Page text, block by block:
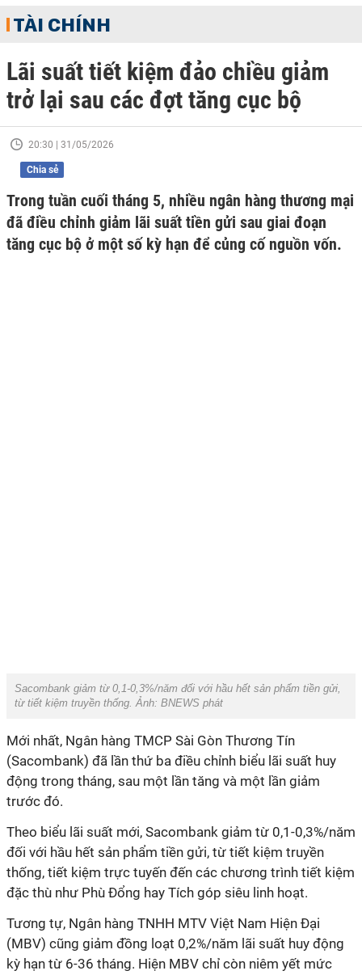
TÀI CHÍNH
Lãi suất tiết kiệm đảo chiều giảm
trở lại sau các đợt tăng cục bộ
20:30 | 31/05/2026
Chia sẻ
Trong tuần cuối tháng 5, nhiều ngân hàng thương mại
đã điều chỉnh giảm lãi suất tiền gửi sau giai đoạn
tăng cục bộ ở một số kỳ hạn để củng cố nguồn vốn.
Sacombank giảm từ 0,1-0,3%/năm đối với hầu hết sản phẩm tiền gửi,
từ tiết kiệm truyền thống. Ảnh: BNEWS phát
Mới nhất, Ngân hàng TMCP Sài Gòn Thương Tín
(Sacombank) đã lần thứ ba điều chỉnh biểu lãi suất huy
động trong tháng, sau một lần tăng và một lần giảm
trước đó.
Theo biểu lãi suất mới, Sacombank giảm từ 0,1-0,3%/năm
đối với hầu hết sản phẩm tiền gửi, từ tiết kiệm truyền
thống, tiết kiệm trực tuyến đến các chương trình tiết kiệm
đặc thù như Phù Đổng hay Tích góp siêu linh hoạt.
Tương tự, Ngân hàng TNHH MTV Việt Nam Hiện Đại
(MBV) cũng giảm đồng loạt 0,2%/năm lãi suất huy động
kỳ hạn từ 6-36 tháng. Hiện MBV chỉ còn niêm yết mức